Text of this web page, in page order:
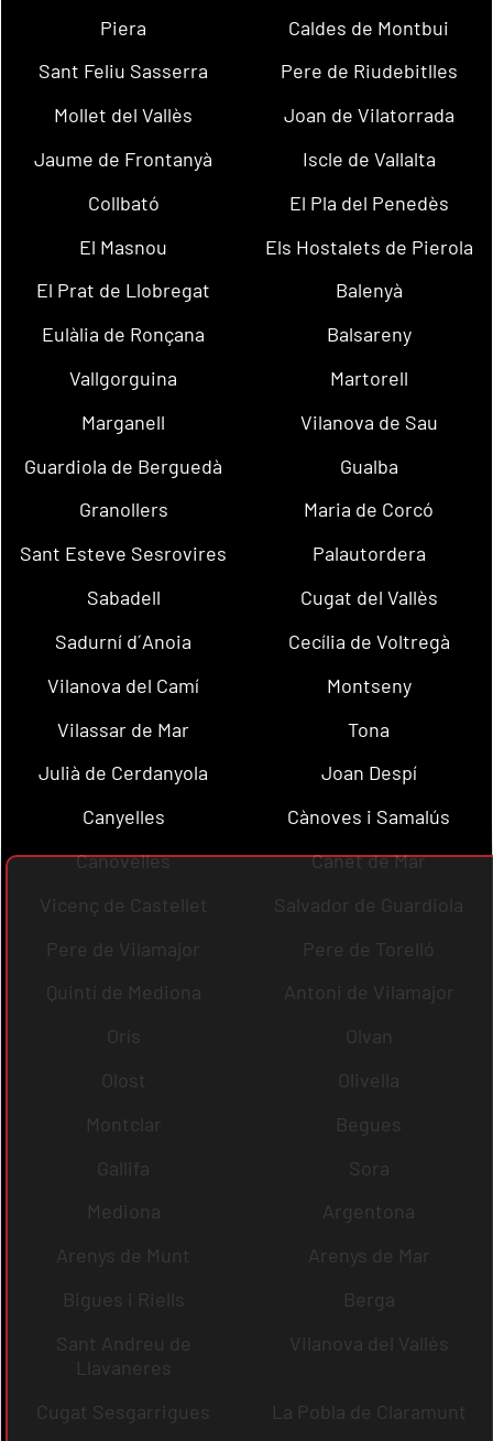
Piera
Caldes de Montbui
Sant Feliu Sasserra
Pere de Riudebitlles
Mollet del Vallès
Joan de Vilatorrada
Jaume de Frontanyà
Iscle de Vallalta
Collbató
El Pla del Penedès
El Masnou
Els Hostalets de Pierola
El Prat de Llobregat
Balenyà
Eulàlia de Ronçana
Balsareny
Vallgorguina
Martorell
Marganell
Vilanova de Sau
Guardiola de Berguedà
Gualba
Granollers
Maria de Corcó
Sant Esteve Sesrovires
Palautordera
Sabadell
Cugat del Vallès
Sadurní d´Anoia
Cecília de Voltregà
Vilanova del Camí
Montseny
Vilassar de Mar
Tona
Julià de Cerdanyola
Joan Despí
Canyelles
Cànoves i Samalús
Canovelles
Canet de Mar
Vicenç de Castellet
Salvador de Guardiola
Pere de Vilamajor
Pere de Torelló
Quintí de Mediona
Antoni de Vilamajor
Orís
Olvan
Olost
Olivella
Montclar
Begues
Gallifa
Sora
Mediona
Argentona
Arenys de Munt
Arenys de Mar
Bigues i Riells
Berga
Sant Andreu de
Llavaneres
Vilanova del Vallès
Cugat Sesgarrigues
La Pobla de Claramunt